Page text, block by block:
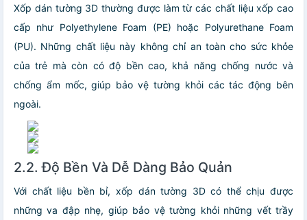
Xốp dán tường 3D thường được làm từ các chất liệu xốp cao
cấp như Polyethylene Foam (PE) hoặc Polyurethane Foam
(PU). Những chất liệu này không chỉ an toàn cho sức khỏe
của trẻ mà còn có độ bền cao, khả năng chống nước và
chống ẩm mốc, giúp bảo vệ tường khỏi các tác động bên
ngoài.
2.2. Độ Bền Và Dễ Dàng Bảo Quản
Với chất liệu bền bỉ, xốp dán tường 3D có thể chịu được
những va đập nhẹ, giúp bảo vệ tường khỏi những vết trầy